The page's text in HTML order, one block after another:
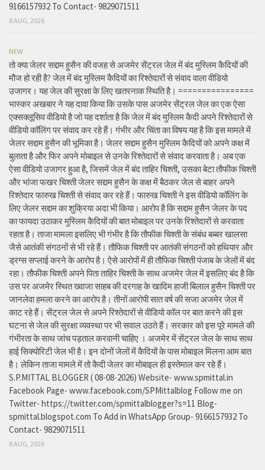
9166157932 To Contact- 9829071511
8 AUG, 2026
NEW
तो क्या जेलर सद्दाम हुसैन की वजह से अजमेर सेंट्रल जेल में बंद मुस्लिम कैदियों की
मौज हो रही है? जेल में बंद मुस्लिम कैदियों का रिश्तेदारों से संवाद वाला वीडियो
उजागर। यह जेल की सुरक्षा के लिए खतरनाक स्थिति है। ================
भास्कर अखबार ने यह दावा किया कि उसके पास अजमेर सेंट्रल जेल का एक ऐसा
एक्सक्लूसिव वीडियो है जो यह दर्शाता है कि जेल में बंद मुस्लिम कैदी अपने रिश्तेदारों से
वीडियो कॉलिंग पर संवाद कर रहे हैं। गंभीर और चिंता का विषय यह है कि इस मामले में
जेलर सद्दाम हुसैन की भूमिका है। जेलर सद्दाम हुसैन मुस्लिम कैदियों को अपने कक्ष में
बुलाता है और फिर अपने मोबाइल से उनके रिश्तेदारों से संवाद करवाता है। अब एक
ऐसा वीडियो उजागर हुआ है, जिसमें जेल में बंद ताहिर चिश्ती, उसका बेटा तौफीक चिश्ती
और भांजा फखर चिश्ती जेलर सद्दाम हुसैन के कक्ष में बैठकर जेल से बाहर अपने
रिश्तेदार फारुख चिश्ती से संवाद कर रहे हैं। फारुख चिश्ती ने इस वीडियो कॉलिंग के
लिए जेलर सद्दाम का शुक्रिया अदा भी किया। आरोप है कि सद्दाम हुसैन जेलर के पद
का फायदा उठाकर मुस्लिम कैदियों की बात मोबाइल पर उनके रिश्तेदारों से करवाता
रहता है। ताजा मामला इसलिए भी गंभीर है कि तौफीक चिश्ती के संबंध बब्बर खालसा
जैसे आतंकी संगठनों से भी रहे हैं। तौफिक चिश्ती पर आतंकी संगठनों को हथियार और
ड्रग्स सप्लाई करने के आरोप है। ऐसे आरोपों में ही तौफिक चिश्ती पंजाब के जेलों में बंद
रहा। तौफीक चिश्ती अपने पिता ताहिर चिश्ती के साथ अजमेर जेल में इसलिए बंद है कि
उस पर अजमेर स्थित ख्वाजा साहब की दरगाह के खादिम हाजी बिलाल हुसैन चिश्ती पर
जानलेवा हमला करने का आरोप है। तीनों आरोपी सात वर्ष की सजा अजमेर जेल में
काट रहे हैं। सेंट्रल जेल से अपने रिश्तेदारों से वीडियो कॉल पर बात करने की इस
घटना से जेल की सुरक्षा व्यवस्था पर भी सवाल उठते हैं। सरकार को इस पूरे मामले की
गंभीरता के साथ जांच पड़ताल करवानी चाहिए । अजमेर में सेंट्रल जेल के साथ साथ
हाई सिक्योरिटी जेल भी है। इन दोनों जेलों में कैदियों के पास मोबाइल मिलना आम बात
है। लेकिन ताजा मामले में तो कैदी जेलर का मोबाइल ही इस्तेमाल कर रहे हैं।
S.P.MITTAL BLOGGER ( 08-08-2026) Website- www.spmittal.in
Facebook Page- www.facebook.com/SPMittalblog Follow me on
Twitter- https://twitter.com/spmittalblogger?s=11 Blog-
spmittal.blogspot.com To Add in WhatsApp Group- 9166157932 To
Contact- 9829071511
8 AUG, 2026